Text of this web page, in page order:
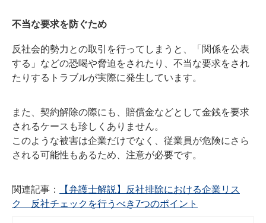
不当な要求を防ぐため
反社会的勢力との取引を行ってしまうと、「関係を公表
する」などの恐喝や脅迫をされたり、不当な要求をされ
たりするトラブルが実際に発生しています。
また、契約解除の際にも、賠償金などとして金銭を要求
されるケースも珍しくありません。
このような被害は企業だけでなく、従業員が危険にさら
される可能性もあるため、注意が必要です。
関連記事：
【弁護士解説】反社排除における企業リス
ク 反社チェックを行うべき7つのポイント